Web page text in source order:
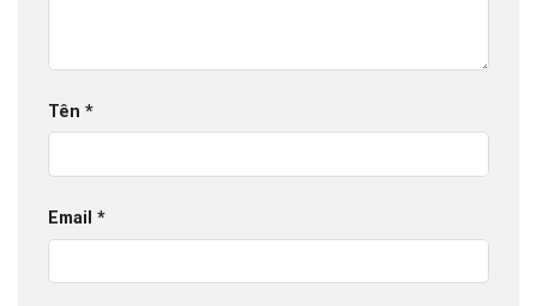
Tên *
Email *